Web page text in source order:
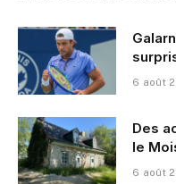
6 août
Des
le
6 août